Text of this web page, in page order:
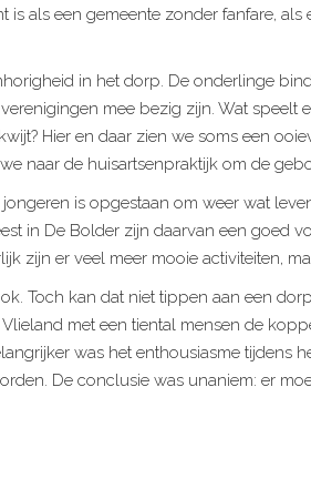
als een gemeente zonder fanfare, als
in het dorp. De onderlinge
mee bezig zijn. Wat speelt
Hier en daar zien we soms een
naar de huisartsenpraktijk om de
is opgestaan om weer wat
in De Bolder zijn daarvan een goed
zijn er veel meer mooie activiteiten,
Toch kan dat niet tippen aan een
met een tiental mensen de
was het enthousiasme tijdens
De conclusie was unaniem: er